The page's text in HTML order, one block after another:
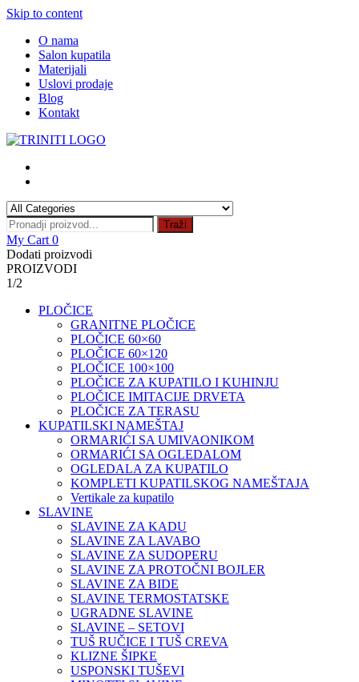
Skip to content
O nama
Salon kupatila
Materijali
Uslovi prodaje
Blog
Kontakt
Traži
My Cart 0
Dodati proizvodi
PROIZVODI
1/2
PLOČICE
GRANITNE PLOČICE
PLOČICE 60×60
PLOČICE 60×120
PLOČICE 100×100
PLOČICE ZA KUPATILO I KUHINJU
PLOČICE IMITACIJE DRVETA
PLOČICE ZA TERASU
KUPATILSKI NAMEŠTAJ
ORMARIĆI SA UMIVAONIKOM
ORMARIĆI SA OGLEDALOM
OGLEDALA ZA KUPATILO
KOMPLETI KUPATILSKOG NAMEŠTAJA
Vertikale za kupatilo
SLAVINE
SLAVINE ZA KADU
SLAVINE ZA LAVABO
SLAVINE ZA SUDOPERU
SLAVINE ZA PROTOČNI BOJLER
SLAVINE ZA BIDE
SLAVINE TERMOSTATSKE
UGRADNE SLAVINE
SLAVINE – SETOVI
TUŠ RUČICE I TUŠ CREVA
KLIZNE ŠIPKE
USPONSKI TUŠEVI